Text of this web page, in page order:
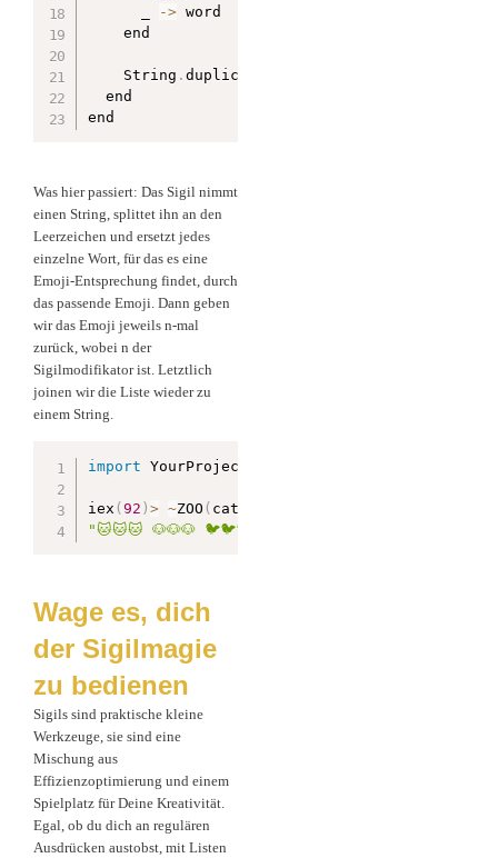
-> word
    end
    String
.duplicate
  end
end
Was hier passiert: Das Sigil nimmt
einen String, splittet ihn an den
Leerzeichen und ersetzt jedes
einzelne Wort, für das es eine
Emoji-Entsprechung findet, durch
das passende Emoji. Dann geben
wir das Emoji jeweils n-mal
zurück, wobei n der
Sigilmodifikator ist. Letztlich
joinen wir die Liste wieder zu
einem String.
import YourProject
iex (92 )> ~ZOO ( cat dog bird
"🐱🐱🐱 🐶🐶🐶 🐦🐦🐦"
Wage es, dich
der Sigilmagie
zu bedienen
Sigils sind praktische kleine
Werkzeuge, sie sind eine
Mischung aus
Effizienzoptimierung und einem
Spielplatz für Deine Kreativität.
Egal, ob du dich an regulären
Ausdrücken austobst, mit Listen